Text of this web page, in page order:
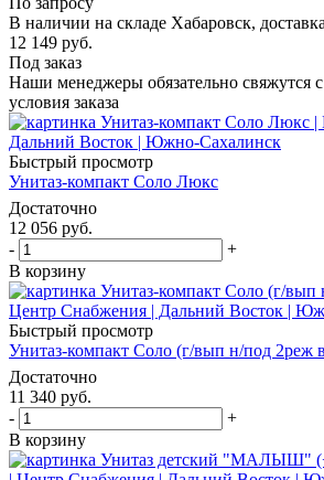
В наличии на складе Хабаровск,
12 149 руб.
Под заказ
Наши менеджеры обязательно свяжутся
условия заказа
Быстрый просмотр
Унитаз-компакт Соло Люкс
Достаточно
12 056 руб.
-
+
В корзину
Быстрый просмотр
Унитаз-компакт Соло (г/вып н/под 2реж
Достаточно
11 340 руб.
-
+
В корзину